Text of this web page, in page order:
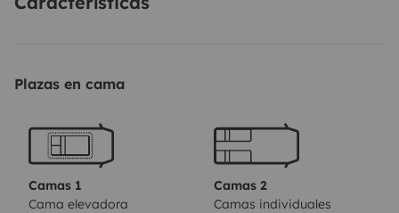
Plazas en cama
Camas 1
Cama elevadora
Camas 2
Camas individuales